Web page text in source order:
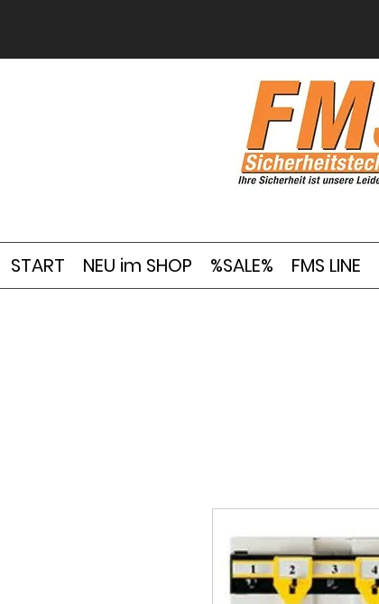
START NEU im SHOP %SALE% FMS LINE